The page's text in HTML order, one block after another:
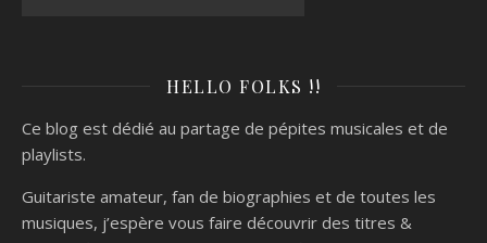
HELLO FOLKS !!
Ce blog est dédié au partage de pépites musicales et de
playlists.
Guitariste amateur, fan de biographies et de toutes les
musiques, j’espère vous faire découvrir des titres &